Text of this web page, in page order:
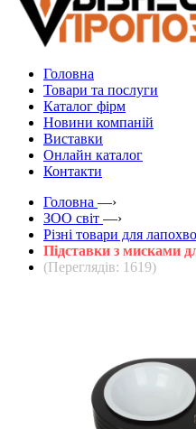
Головна
Товари та послуги
Каталог фірм
Новини компаній
Виставки
Онлайн каталог
Контакти
Головна —›
ЗOO світ —›
Різні товари для
Підставки з мисками
(Переглядів: 1619)